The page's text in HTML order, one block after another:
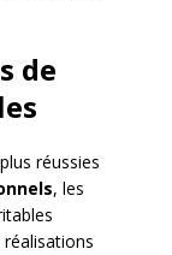
de
réussies
, les